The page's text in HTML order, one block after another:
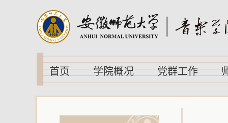
首页 学院概况 党群工作